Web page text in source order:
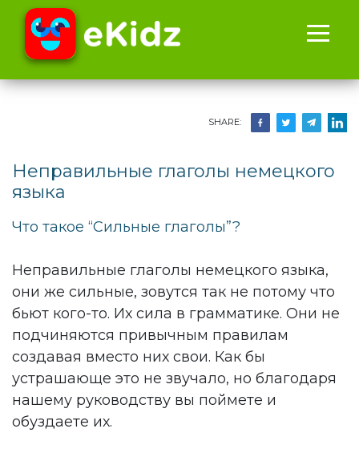
SHARE:
Неправильные глаголы немецкого
языка
Что такое “Сильные глаголы”?
Неправильные глаголы немецкого языка,
они же сильные, зовутся так не потому что
бьют кого-то. Их сила в грамматике. Они не
подчиняются привычным правилам
создавая вместо них свои. Как бы
устрашающе это не звучало, но благодаря
нашему руководству вы поймете и
обуздаете их.